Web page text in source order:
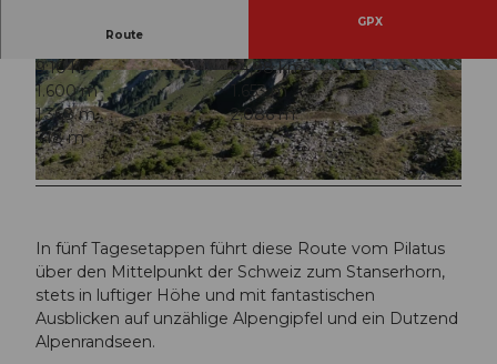
© Obwalden Tourismus, Obwalden Tourismus
© Obwalden Tourismus, Obwalden Tourismus © Obwalden Tourismus, Obwalden Tourismus
Route
GPX
9:10 h
24,98 km
1.600 m
1.653 m
1.368 m
2.086 m
718 m
In fünf Tagesetappen führt diese Route vom Pilatus
über den Mittelpunkt der Schweiz zum Stanserhorn,
stets in luftiger Höhe und mit fantastischen
Ausblicken auf unzählige Alpengipfel und ein Dutzend
Alpenrandseen.